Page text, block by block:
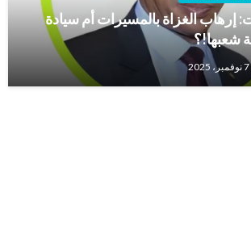
إرهاب الغزاة بالمسيرات أم سيادة
شعبها!؟
7 نوفمبر، 2025